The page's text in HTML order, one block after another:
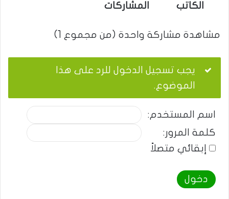
الكاتب المشاركات
مشاهدة مشاركة واحدة (من مجموع 1)
يجب تسجيل الدخول للرد على هذا
الموضوع.
اسم المستخدم:
كلمة المرور:
إبقائي متصلاً
دخول